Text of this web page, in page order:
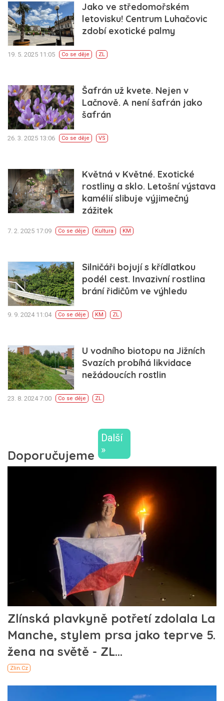
Jako ve středomořském
letovisku! Centrum Luhačovic
zdobí exotické palmy
19. 5. 2025 11:05 Co se děje ZL
Šafrán už kvete. Nejen v
Lačnově. A není šafrán jako
šafrán
26. 3. 2025 13:06 Co se děje VS
Květná v Květné. Exotické
rostliny a sklo. Letošní výstava
kamélií slibuje výjimečný
zážitek
7. 2. 2025 17:09 Co se děje Kultura KM
Silničáři bojují s křídlatkou
podél cest. Invazivní rostlina
brání řidičům ve výhledu
9. 9. 2024 11:04 Co se děje KM ZL
U vodního biotopu na Jižních
Svazích probíhá likvidace
nežádoucích rostlin
23. 8. 2024 7:00 Co se děje ZL
Další
»